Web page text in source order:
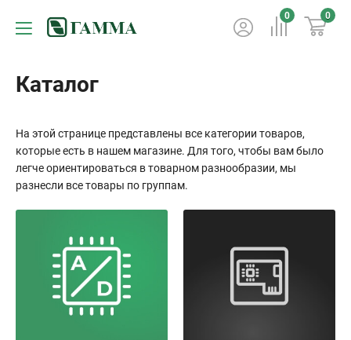
0 0
Каталог
На этой странице представлены все категории товаров,
которые есть в нашем магазине. Для того, чтобы вам было
легче ориентироваться в товарном разнообразии, мы
разнесли все товары по группам.